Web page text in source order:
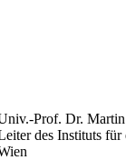
Prof. Dr.
des Instituts